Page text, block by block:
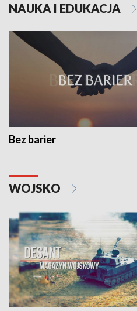
NAUKA I EDUKACJA
Bez barier
WOJSKO